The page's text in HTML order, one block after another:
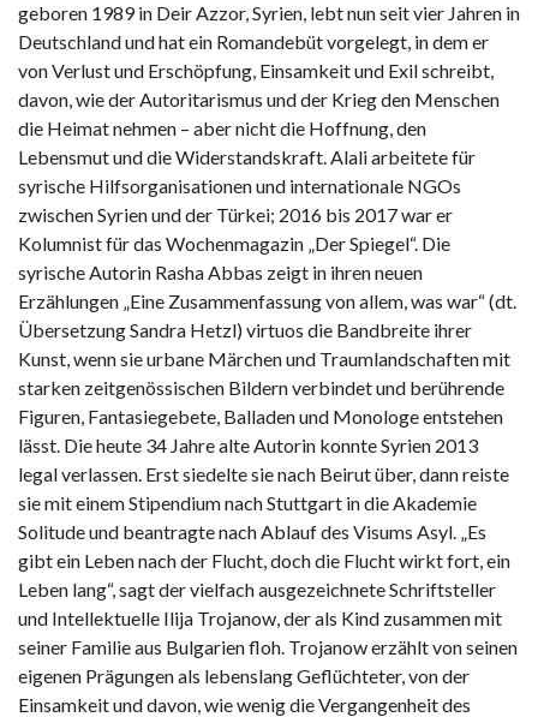
geboren 1989 in Deir Azzor, Syrien, lebt nun seit vier Jahren in
Deutschland und hat ein Romandebüt vorgelegt, in dem er
von Verlust und Erschöpfung, Einsamkeit und Exil schreibt,
davon, wie der Autoritarismus und der Krieg den Menschen
die Heimat nehmen – aber nicht die Hoffnung, den
Lebensmut und die Widerstandskraft. Alali arbeitete für
syrische Hilfsorganisationen und internationale NGOs
zwischen Syrien und der Türkei; 2016 bis 2017 war er
Kolumnist für das Wochenmagazin „Der Spiegel“. Die
syrische Autorin Rasha Abbas zeigt in ihren neuen
Erzählungen „Eine Zusammenfassung von allem, was war“ (dt.
Übersetzung Sandra Hetzl) virtuos die Bandbreite ihrer
Kunst, wenn sie urbane Märchen und Traumlandschaften mit
starken zeitgenössischen Bildern verbindet und berührende
Figuren, Fantasiegebete, Balladen und Monologe entstehen
lässt. Die heute 34 Jahre alte Autorin konnte Syrien 2013
legal verlassen. Erst siedelte sie nach Beirut über, dann reiste
sie mit einem Stipendium nach Stuttgart in die Akademie
Solitude und beantragte nach Ablauf des Visums Asyl. „Es
gibt ein Leben nach der Flucht, doch die Flucht wirkt fort, ein
Leben lang“, sagt der vielfach ausgezeichnete Schriftsteller
und Intellektuelle Ilija Trojanow, der als Kind zusammen mit
seiner Familie aus Bulgarien floh. Trojanow erzählt von seinen
eigenen Prägungen als lebenslang Geflüchteter, von der
Einsamkeit und davon, wie wenig die Vergangenheit des